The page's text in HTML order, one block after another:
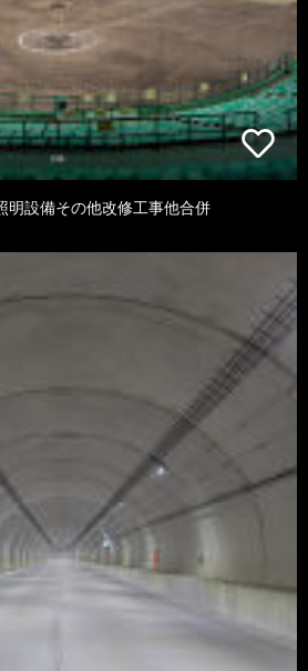
明設備その他改修工事他合併